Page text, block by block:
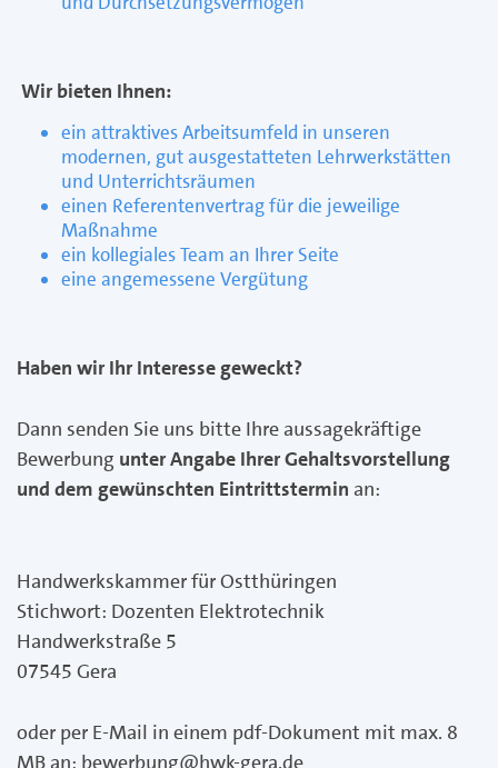
Wir bieten Ihnen:
ein attraktives Arbeitsumfeld in unseren
modernen, gut ausgestatteten Lehrwerkstätten
und Unterrichtsräumen
einen Referentenvertrag für die jeweilige
Maßnahme
ein kollegiales Team an Ihrer Seite
eine angemessene Vergütung
Haben wir Ihr Interesse geweckt?
Dann senden Sie uns bitte Ihre aussagekräftige
Bewerbung unter Angabe Ihrer Gehaltsvorstellung
und dem gewünschten Eintrittstermin an:
Handwerkskammer für Ostthüringen
Stichwort: Dozenten Elektrotechnik
Handwerkstraße 5
07545 Gera
oder per E-Mail in einem pdf-Dokument mit max. 8
MB an: bewerbung@hwk-gera.de